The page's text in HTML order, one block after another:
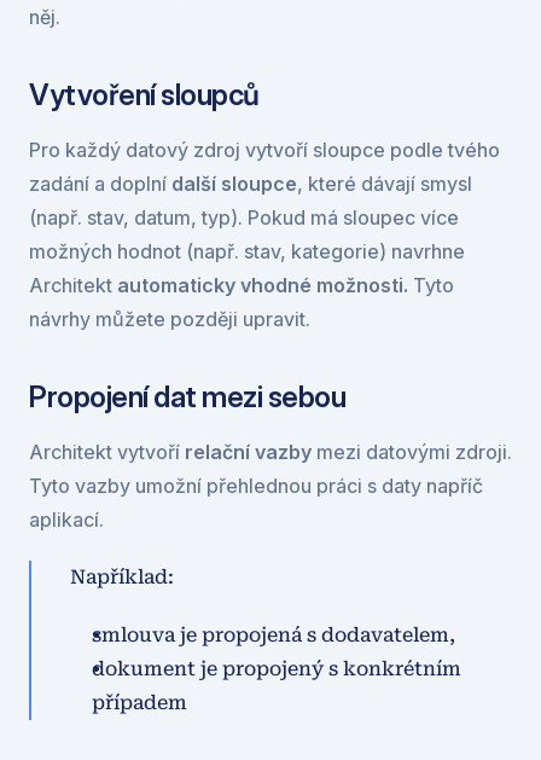
něj.
Vytvoření sloupců
Pro každý datový zdroj vytvoří sloupce podle tvého
zadání a doplní další sloupce, které dávají smysl
(např. stav, datum, typ). Pokud má sloupec více
možných hodnot (např. stav, kategorie) navrhne
Architekt automaticky vhodné možnosti. Tyto
návrhy můžete později upravit.
Propojení dat mezi sebou
Architekt vytvoří relační vazby mezi datovými zdroji.
Tyto vazby umožní přehlednou práci s daty napříč
aplikací.
Například:
smlouva je propojená s dodavatelem,
dokument je propojený s konkrétním
případem